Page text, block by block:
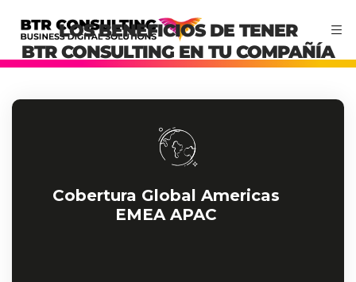
LOS BENEFICIOS DE TENER
BTR CONSULTING EN TU COMPAÑÍA
Cobertura Global Americas
EMEA APAC